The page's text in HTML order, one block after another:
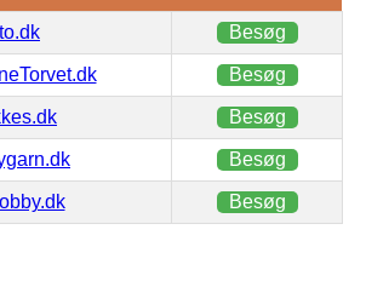
Besøg
Besøg
Besøg
Besøg
Besøg